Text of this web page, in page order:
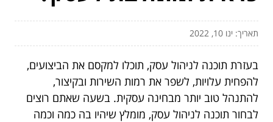
תאריך: ינו 10, 2022
בעזרת תוכנה לניהול עסק, תוכלו למקסם את הביצועים,
להפחית עלויות, לשפר את רמות השירות ובקיצור,
להתנהל טוב יותר מבחינה עסקית. בשעה שאתם רוצים
לבחור תוכנה לניהול עסק, מומלץ שיהיו בה כמה וכמה